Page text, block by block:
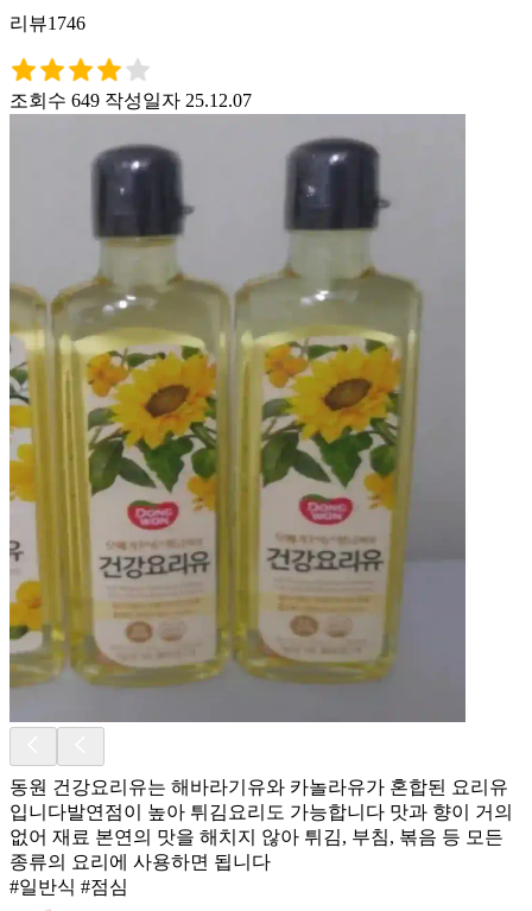
리뷰1746
조회수 649 작성일자 25.12.07
동원 건강요리유는 해바라기유와 카놀라유가 혼합된 요리유
입니다 ​발연점이 높아 튀김요리도 가능합니다 맛과 향이 거의
없어 재료 본연의 맛을 해치지 않아 튀김, 부침, 볶음 등 모든
종류의 요리에 사용하면 됩니다
#일반식 #점심